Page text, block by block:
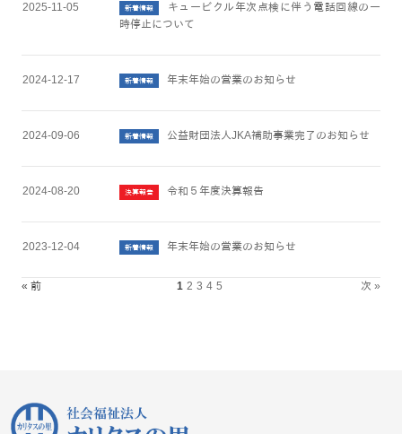
2025-11-05 新着情報
キュービクル年次点検に伴う電話回線の一
時停止について
2024-12-17 新着情報 年末年始の営業のお知らせ
2024-09-06 新着情報 公益財団法人JKA補助事業完了のお知らせ
2024-08-20 決算報告 令和５年度決算報告
2023-12-04 新着情報 年末年始の営業のお知らせ
« 前 1 2 3 4 5 次 »